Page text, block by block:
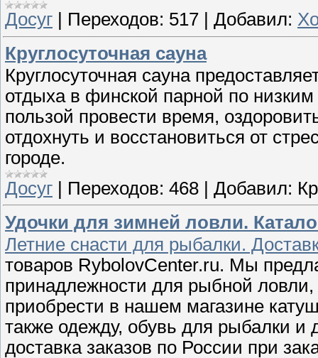
Досуг
Переходов: 517 Добавил:
Круглосуточная сауна
Круглосуточная сауна
отдыха в финской парной по
пользой провести время,
отдохнуть и восстановиться от
городе.
Досуг
Переходов: 468 Добавил:
Удочки для зимней ловли.
Летние снасти для рыбалки.
товаров RybolovCenter.ru. Мы
принадлежности для рыбной
приобрести в нашем магазине
также одежду, обувь для рыбалки и
доставка заказов по России при